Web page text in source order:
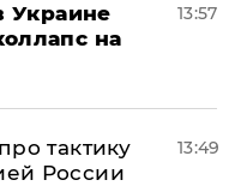
Украине
на
13:57
тактику
России
13:49